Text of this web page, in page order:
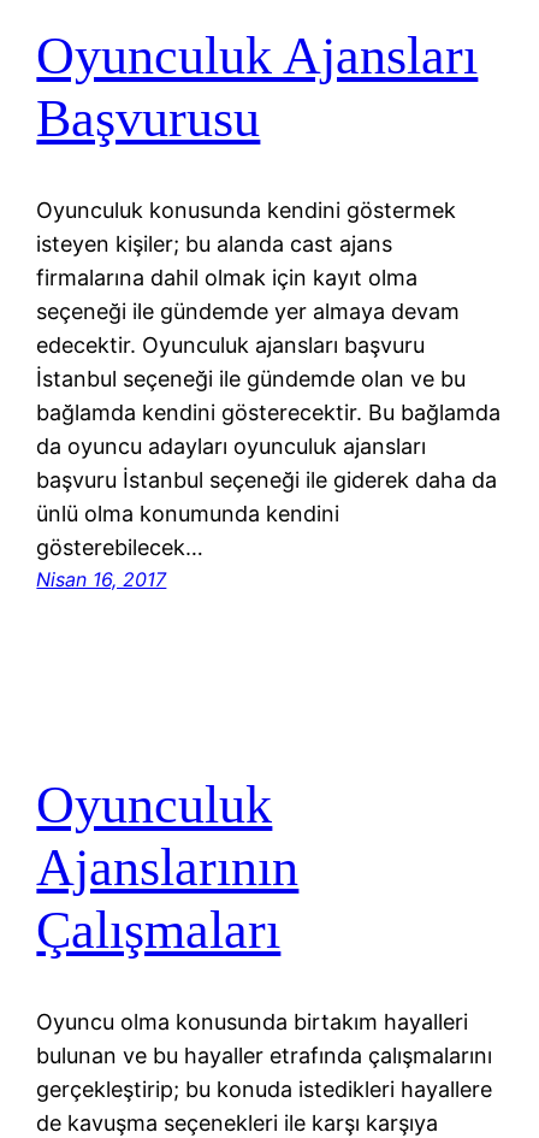
Oyunculuk Ajansları
Başvurusu
Oyunculuk konusunda kendini göstermek
isteyen kişiler; bu alanda cast ajans
firmalarına dahil olmak için kayıt olma
seçeneği ile gündemde yer almaya devam
edecektir. Oyunculuk ajansları başvuru
İstanbul seçeneği ile gündemde olan ve bu
bağlamda kendini gösterecektir. Bu bağlamda
da oyuncu adayları oyunculuk ajansları
başvuru İstanbul seçeneği ile giderek daha da
ünlü olma konumunda kendini
gösterebilecek…
Nisan 16, 2017
Oyunculuk
Ajanslarının
Çalışmaları
Oyuncu olma konusunda birtakım hayalleri
bulunan ve bu hayaller etrafında çalışmalarını
gerçekleştirip; bu konuda istedikleri hayallere
de kavuşma seçenekleri ile karşı karşıya